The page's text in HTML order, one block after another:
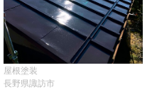
屋根塗装
長野県諏訪市